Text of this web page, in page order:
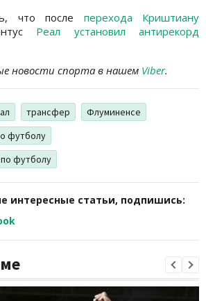
что после перехода Криштиану
Реал установил антирекорд
новости спорта в нашем Viber.
трансфер
Флуминенсе
футболу
футболу
интересные статьи, подпишись: